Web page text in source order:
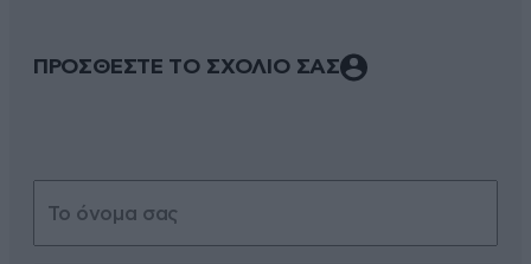
ΠΡΟΣΘΕΣΤΕ ΤΟ ΣΧΟΛΙΟ ΣΑΣ